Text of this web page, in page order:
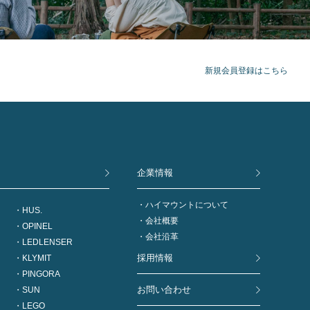
新規会員登録はこちら
HUS.
OPINEL
LEDLENSER
KLYMIT
PINGORA
SUN
LEGO
企業情報
ハイマウントについて
会社概要
会社沿革
採用情報
お問い合わせ